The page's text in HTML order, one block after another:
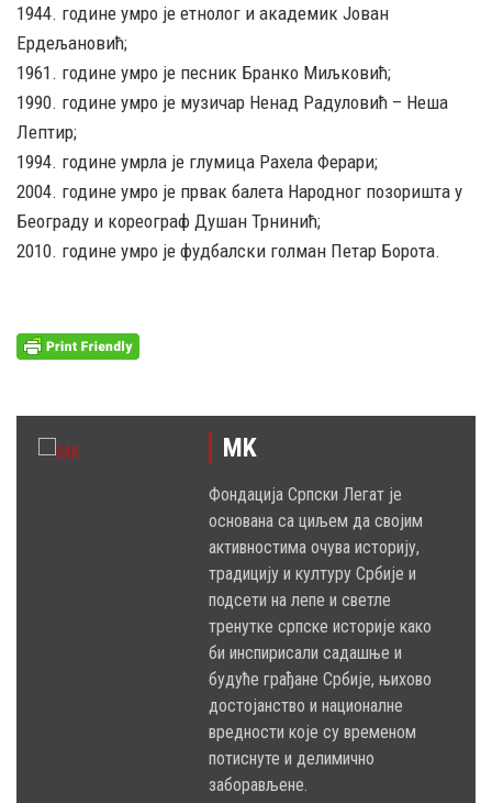
1944. године умро је етнолог и академик Јован
Ердељановић;
1961. године умро је песник Бранко Миљковић;
1990. године умро је музичар Ненад Радуловић – Неша
Лептир;
1994. године умрла је глумица Рахела Ферари;
2004. године умро је првак балета Народног позоришта у
Београду и кореограф Душан Трнинић;
2010. године умро је фудбалски голман Петар Борота.
MK
Фондација Српски Легат је
основана са циљем да својим
активностима очува историју,
традицију и културу Србије и
подсети на лепе и светле
тренутке српске историје како
би инспирисали садашње и
будуће грађане Србије, њихово
достојанство и националне
вредности које су временом
потиснуте и делимично
заборављене.